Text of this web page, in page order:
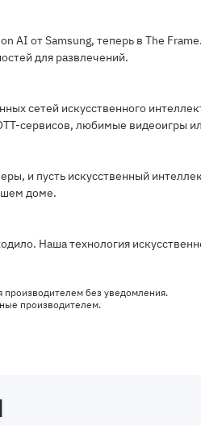
от Samsung, теперь в The
для развлечений.
сетей искусственного
сервисов, любимые видеоигры
и пусть искусственный
доме.
Наша технология
производителем без уведомления.
производителем.